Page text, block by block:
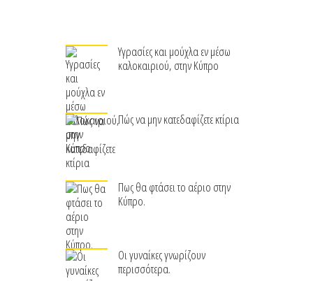
Υγρασίες και μούχλα εν μέσω
καλοκαιριού, στην Κύπρο
Πώς να μην κατεδαφίζετε κτίρια
Πως θα φτάσει το αέριο στην
Κύπρο.
Οι γυναίκες γνωρίζουν
περισσότερα.